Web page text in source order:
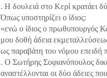
. Η δουλειά στο Κερί κρατάει
Όπως υποστηρίζει ο ίδιος:
«ενώ ο ίδιος ο πρωθυπουργός
μου δοθή άδεια
ως παραβάτη του νόμου επειδή
. Ο Σωτήρης Σοφιανόπουλος
αναστέλλονται οι δύο άδειες